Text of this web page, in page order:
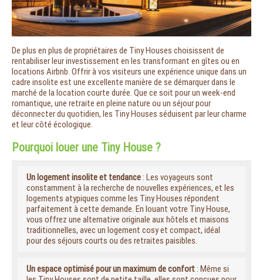
De plus en plus de propriétaires de Tiny Houses choisissent de
rentabiliser leur investissement en les transformant en gîtes ou en
locations Airbnb. Offrir à vos visiteurs une expérience unique dans un
cadre insolite est une excellente manière de se démarquer dans le
marché de la location courte durée. Que ce soit pour un week-end
romantique, une retraite en pleine nature ou un séjour pour
déconnecter du quotidien, les Tiny Houses séduisent par leur charme
et leur côté écologique.
Pourquoi louer une Tiny House ?
Un logement insolite et tendance: Les voyageurs sont
constamment à la recherche de nouvelles expériences, et les
logements atypiques comme les Tiny Houses répondent
parfaitement à cette demande. En louant votre Tiny House,
vous offrez une alternative originale aux hôtels et maisons
traditionnelles, avec un logement cosy et compact, idéal
pour des séjours courts ou des retraites paisibles.
Un espace optimisé pour un maximum de confort: Même si